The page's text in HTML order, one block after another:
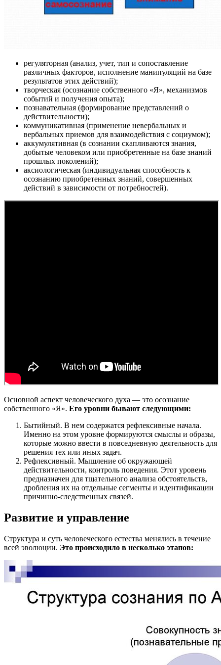
регуляторная (анализ, учет, тип и сопоставление
различных факторов, исполнение манипуляций на базе
результатов этих действий);
творческая (осознание собственного «Я», механизмов
событий и получения опыта);
познавательная (формирование представлений о
действительности);
коммуникативная (применение невербальных и
вербальных приемов для взаимодействия с социумом);
аккумулятивная (в сознании скапливаются знания,
добытые человеком или приобретенные на базе знаний
прошлых поколений);
аксиологическая (индивидуальная способность к
осознанию приобретенных знаний, совершенных
действий в зависимости от потребностей).
Основной аспект человеческого духа — это осознание
собственного «Я». Его уровни бывают следующими:
Бытийный. В нем содержатся рефлексивные начала.
Именно на этом уровне формируются смыслы и образы,
которые можно ввести в повседневную деятельность для
решения тех или иных задач.
Рефлексивный. Мышление об окружающей
действительности, контроль поведения. Этот уровень
предназначен для тщательного анализа обстоятельств,
дробления их на отдельные сегменты и идентификации
причинно-следственных связей.
Развитие и управление
Структура и суть человеческого естества менялись в течение
всей эволюции. Это происходило в несколько этапов: